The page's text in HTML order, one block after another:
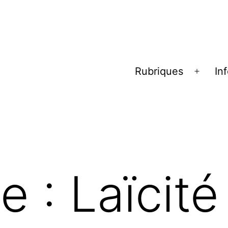
Rubriques
Ouvrir
: Laïcité